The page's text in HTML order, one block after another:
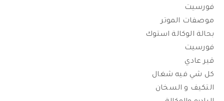
فورسيت
موصفات الموتر
بحالة الوكالة استوك
فورسيت
قير عادي
كل شي فيه شغال
التكيف و السخان